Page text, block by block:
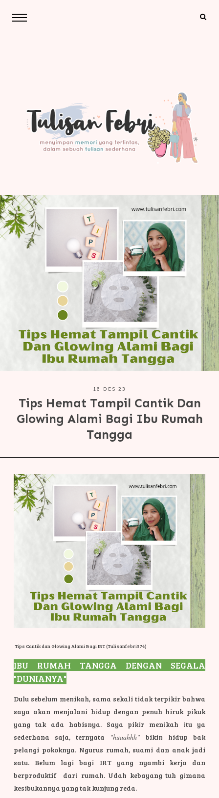
16 DES 23
Tips Hemat Tampil Cantik Dan
Glowing Alami Bagi Ibu Rumah
Tangga
Tips Cantik dan Glowing Alami Bagi IRT (Tulisanfebri374)
IBU RUMAH TANGGA DENGAN SEGALA
"DUNIANYA"
Dulu sebelum menikah, sama sekali tidak terpikir bahwa
saya akan menjalani hidup dengan penuh hiruk pikuk
yang tak ada habisnya. Saya pikir menikah itu ya
sederhana saja, ternyata
"huaahhh" bikin hidup bak
pelangi pokoknya. Ngurus rumah, suami dan anak jadi
satu. Belum lagi bagi IRT yang nyambi kerja dan
berproduktif dari rumah. Udah kebayang tuh gimana
kesibukannya yang tak kunjung reda.